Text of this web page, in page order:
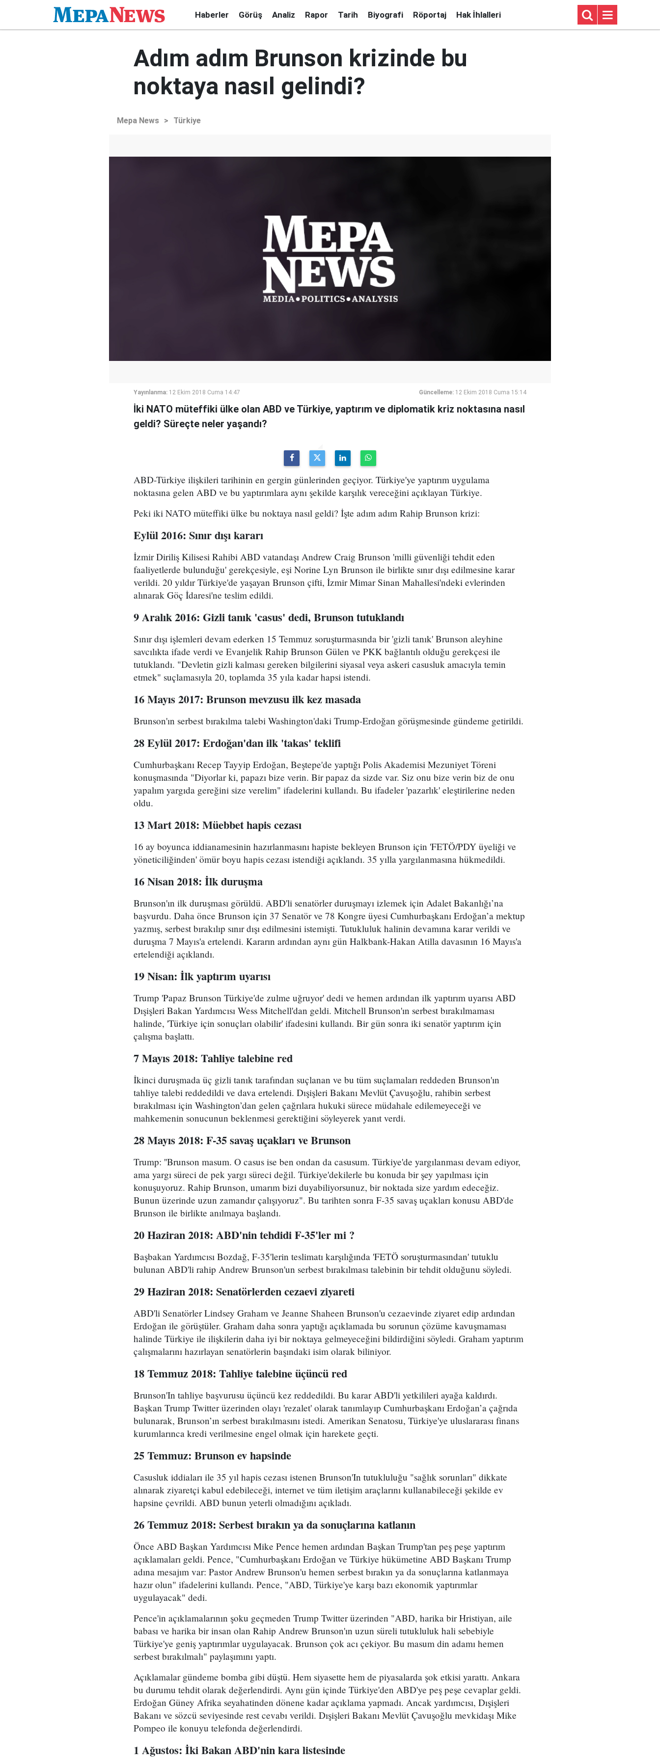
Haberler Görüş Analiz Rapor Tarih Biyografi Röportaj Hak İhlalleri
Adım adım Brunson krizinde bu
noktaya nasıl gelindi?
Mepa News > Türkiye
Yayınlanma: 12 Ekim 2018 Cuma 14:47 Güncelleme: 12 Ekim 2018 Cuma 15:14
İki NATO müteffiki ülke olan ABD ve Türkiye, yaptırım ve diplomatik kriz noktasına nasıl
geldi? Süreçte neler yaşandı?
ABD-Türkiye ilişkileri tarihinin en gergin günlerinden geçiyor. Türkiye'ye yaptırım uygulama
noktasına gelen ABD ve bu yaptırımlara aynı şekilde karşılık vereceğini açıklayan Türkiye.
Peki iki NATO müteffiki ülke bu noktaya nasıl geldi? İşte adım adım Rahip Brunson krizi:
Eylül 2016: Sınır dışı kararı
İzmir Diriliş Kilisesi Rahibi ABD vatandaşı Andrew Craig Brunson 'milli güvenliği tehdit eden
faaliyetlerde bulunduğu' gerekçesiyle, eşi Norine Lyn Brunson ile birlikte sınır dışı edilmesine karar
verildi. 20 yıldır Türkiye'de yaşayan Brunson çifti, İzmir Mimar Sinan Mahallesi'ndeki evlerinden
alınarak Göç İdaresi'ne teslim edildi.
9 Aralık 2016: Gizli tanık 'casus' dedi, Brunson tutuklandı
Sınır dışı işlemleri devam ederken 15 Temmuz soruşturmasında bir 'gizli tanık' Brunson aleyhine
savcılıkta ifade verdi ve Evanjelik Rahip Brunson Gülen ve PKK bağlantılı olduğu gerekçesi ile
tutuklandı. "Devletin gizli kalması gereken bilgilerini siyasal veya askeri casusluk amacıyla temin
etmek" suçlamasıyla 20, toplamda 35 yıla kadar hapsi istendi.
16 Mayıs 2017: Brunson mevzusu ilk kez masada
Brunson'ın serbest bırakılma talebi Washington'daki Trump-Erdoğan görüşmesinde gündeme getirildi.
28 Eylül 2017: Erdoğan'dan ilk 'takas' teklifi
Cumhurbaşkanı Recep Tayyip Erdoğan, Beştepe'de yaptığı Polis Akademisi Mezuniyet Töreni
konuşmasında "Diyorlar ki, papazı bize verin. Bir papaz da sizde var. Siz onu bize verin biz de onu
yapalım yargıda gereğini size verelim" ifadelerini kullandı. Bu ifadeler 'pazarlık' eleştirilerine neden
oldu.
13 Mart 2018: Müebbet hapis cezası
16 ay boyunca iddianamesinin hazırlanmasını hapiste bekleyen Brunson için 'FETÖ/PDY üyeliği ve
yöneticiliğinden' ömür boyu hapis cezası istendiği açıklandı. 35 yılla yargılanmasına hükmedildi.
16 Nisan 2018: İlk duruşma
Brunson'ın ilk duruşması görüldü. ABD'li senatörler duruşmayı izlemek için Adalet Bakanlığı’na
başvurdu. Daha önce Brunson için 37 Senatör ve 78 Kongre üyesi Cumhurbaşkanı Erdoğan’a mektup
yazmış, serbest bırakılıp sınır dışı edilmesini istemişti. Tutukluluk halinin devamına karar verildi ve
duruşma 7 Mayıs'a ertelendi. Kararın ardından aynı gün Halkbank-Hakan Atilla davasının 16 Mayıs'a
ertelendiği açıklandı.
19 Nisan: İlk yaptırım uyarısı
Trump 'Papaz Brunson Türkiye'de zulme uğruyor' dedi ve hemen ardından ilk yaptırım uyarısı ABD
Dışişleri Bakan Yardımcısı Wess Mitchell'dan geldi. Mitchell Brunson'ın serbest bırakılmaması
halinde, 'Türkiye için sonuçları olabilir' ifadesini kullandı. Bir gün sonra iki senatör yaptırım için
çalışma başlattı.
7 Mayıs 2018: Tahliye talebine red
İkinci duruşmada üç gizli tanık tarafından suçlanan ve bu tüm suçlamaları reddeden Brunson'ın
tahliye talebi reddedildi ve dava ertelendi. Dışişleri Bakanı Mevlüt Çavuşoğlu, rahibin serbest
bırakılması için Washington’dan gelen çağrılara hukuki sürece müdahale edilemeyeceği ve
mahkemenin sonucunun beklenmesi gerektiğini söyleyerek yanıt verdi.
28 Mayıs 2018: F-35 savaş uçakları ve Brunson
Trump: ''Brunson masum. O casus ise ben ondan da casusum. Türkiye'de yargılanması devam ediyor,
ama yargı süreci de pek yargı süreci değil. Türkiye'dekilerle bu konuda bir şey yapılması için
konuşuyoruz. Rahip Brunson, umarım bizi duyabiliyorsunuz, bir noktada size yardım edeceğiz.
Bunun üzerinde uzun zamandır çalışıyoruz". Bu tarihten sonra F-35 savaş uçakları konusu ABD'de
Brunson ile birlikte anılmaya başlandı.
20 Haziran 2018: ABD'nin tehdidi F-35'ler mi ?
Başbakan Yardımcısı Bozdağ, F-35'lerin teslimatı karşılığında 'FETÖ soruşturmasından' tutuklu
bulunan ABD'li rahip Andrew Brunson'un serbest bırakılması talebinin bir tehdit olduğunu söyledi.
29 Haziran 2018: Senatörlerden cezaevi ziyareti
ABD'li Senatörler Lindsey Graham ve Jeanne Shaheen Brunson'u cezaevinde ziyaret edip ardından
Erdoğan ile görüştüler. Graham daha sonra yaptığı açıklamada bu sorunun çözüme kavuşmaması
halinde Türkiye ile ilişkilerin daha iyi bir noktaya gelmeyeceğini bildirdiğini söyledi. Graham yaptırım
çalışmalarını hazırlayan senatörlerin başındaki isim olarak biliniyor.
18 Temmuz 2018: Tahliye talebine üçüncü red
Brunson'In tahliye başvurusu üçüncü kez reddedildi. Bu karar ABD'li yetkilileri ayağa kaldırdı.
Başkan Trump Twitter üzerinden olayı 'rezalet' olarak tanımlayıp Cumhurbaşkanı Erdoğan’a çağrıda
bulunarak, Brunson’ın serbest bırakılmasını istedi. Amerikan Senatosu, Türkiye'ye uluslararası finans
kurumlarınca kredi verilmesine engel olmak için harekete geçti.
25 Temmuz: Brunson ev hapsinde
Casusluk iddiaları ile 35 yıl hapis cezası istenen Brunson'In tutukluluğu "sağlık sorunları" dikkate
alınarak ziyaretçi kabul edebileceği, internet ve tüm iletişim araçlarını kullanabileceği şekilde ev
hapsine çevrildi. ABD bunun yeterli olmadığını açıkladı.
26 Temmuz 2018: Serbest bırakın ya da sonuçlarına katlanın
Önce ABD Başkan Yardımcısı Mike Pence hemen ardından Başkan Trump'tan peş peşe yaptırım
açıklamaları geldi. Pence, "Cumhurbaşkanı Erdoğan ve Türkiye hükümetine ABD Başkanı Trump
adına mesajım var: Pastor Andrew Brunson'u hemen serbest bırakın ya da sonuçlarına katlanmaya
hazır olun" ifadelerini kullandı. Pence, "ABD, Türkiye'ye karşı bazı ekonomik yaptırımlar
uygulayacak" dedi.
Pence'in açıklamalarının şoku geçmeden Trump Twitter üzerinden "ABD, harika bir Hristiyan, aile
babası ve harika bir insan olan Rahip Andrew Brunson'ın uzun süreli tutukluluk hali sebebiyle
Türkiye'ye geniş yaptırımlar uygulayacak. Brunson çok acı çekiyor. Bu masum din adamı hemen
serbest bırakılmalı" paylaşımını yaptı.
Açıklamalar gündeme bomba gibi düştü. Hem siyasette hem de piyasalarda şok etkisi yarattı. Ankara
bu durumu tehdit olarak değerlendirdi. Aynı gün içinde Türkiye'den ABD'ye peş peşe cevaplar geldi.
Erdoğan Güney Afrika seyahatinden dönene kadar açıklama yapmadı. Ancak yardımcısı, Dışişleri
Bakanı ve sözcü seviyesinde rest cevabı verildi. Dışişleri Bakanı Mevlüt Çavuşoğlu mevkidaşı Mike
Pompeo ile konuyu telefonda değerlendirdi.
1 Ağustos: İki Bakan ABD'nin kara listesinde